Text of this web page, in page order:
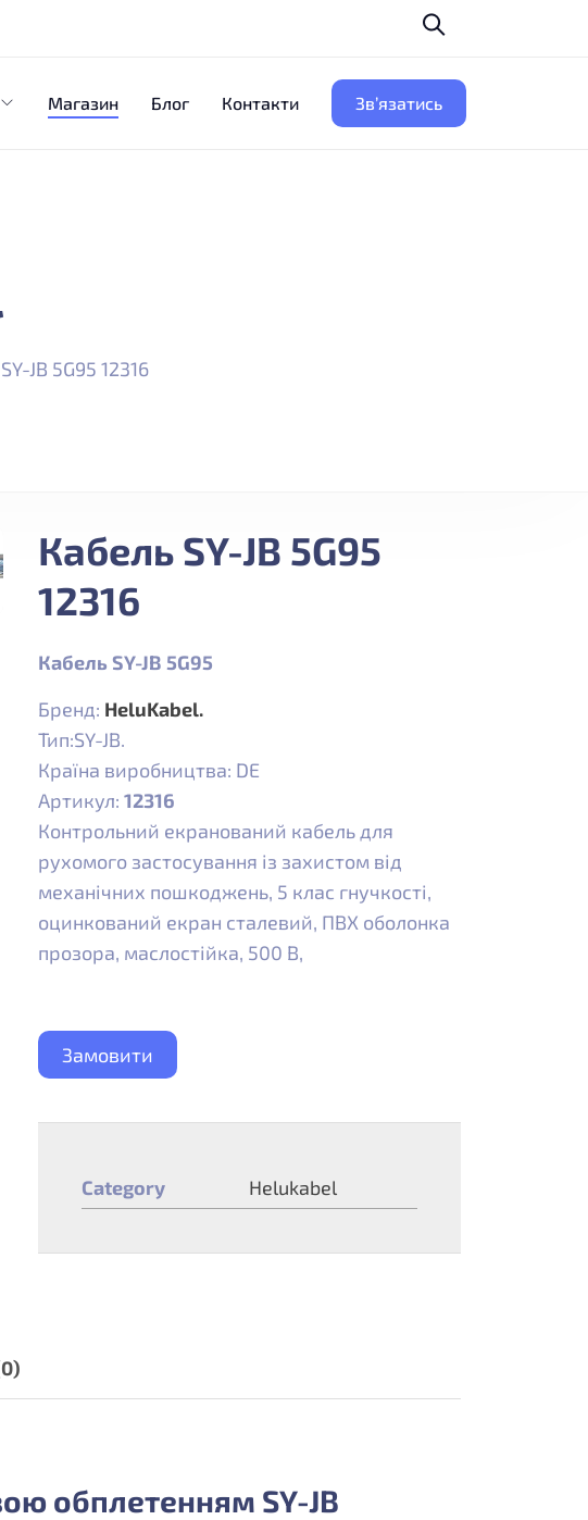
Магазин Блог Контакти Зв’язатись
JB 5G95 12316
Кабель SY-JB 5G95
12316
Кабель SY-JB 5G95
Бренд: HeluKabel.
Тип:SY-JB.
Країна виробництва: DE
Артикул:12316
Контрольний екранований кабель для
рухомого застосування із захистом від
механічних пошкоджень, 5 клас гнучкості,
оцинкований екран сталевий, ПВХ оболонка
прозора, маслостійка, 500 В,
Замовити
Category Helukabel
обплетенням SY-JB